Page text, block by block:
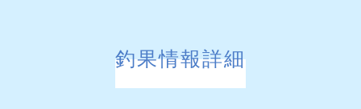
釣果情報詳細